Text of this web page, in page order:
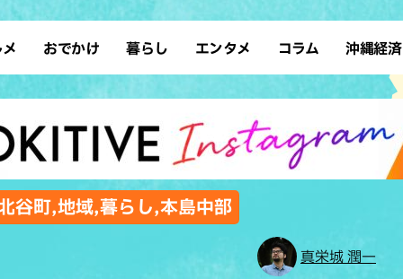
ン 沖縄そば
ウト カフェ
和食・日本料理
理 アジア・エスニック
おでかけ
デート ドライブ
散歩 ソロ活
歴史 体験
ホテル
暮らし
レシピ SDGs
ファッション ローカルニュース
沖縄移住 沖縄旧暦行事
エンタメ
スポーツ 占い
タレント・芸人 テレビ
コラム 沖縄経済
谷町,地域,暮らし,本島中部
真栄城 潤一